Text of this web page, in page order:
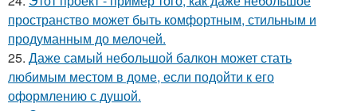
пространство может быть комфортным, стильным и
продуманным до мелочей.
25. Даже самый небольшой балкон может стать
любимым местом в доме, если подойти к его
оформлению с душой.